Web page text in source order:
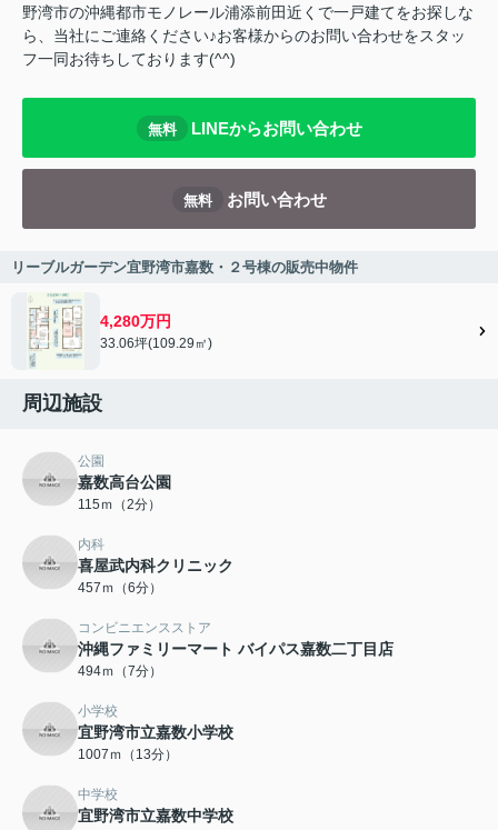
野湾市の沖縄都市モノレール浦添前田近くで一戸建てをお探しな
ら、当社にご連絡ください♪お客様からのお問い合わせをスタッ
フ一同お待ちしております(^^)
無料 LINEからお問い合わせ
無料 お問い合わせ
リーブルガーデン宜野湾市嘉数・２号棟の販売中物件
4,280万円
33.06坪(109.29㎡)
周辺施設
公園
嘉数高台公園
115ｍ（2分）
内科
喜屋武内科クリニック
457ｍ（6分）
コンビニエンスストア
沖縄ファミリーマート バイパス嘉数二丁目店
494ｍ（7分）
小学校
宜野湾市立嘉数小学校
1007ｍ（13分）
中学校
宜野湾市立嘉数中学校